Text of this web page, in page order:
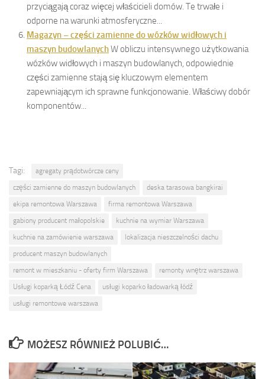
przyciągają coraz więcej właścicieli domów. Te trwałe i
odporne na warunki atmosferyczne...
Magazyn – części zamienne do wózków widłowych i
maszyn budowlanychW obliczu intensywnego użytkowania
wózków widłowych i maszyn budowlanych, odpowiednie
części zamienne stają się kluczowym elementem
zapewniającym ich sprawne funkcjonowanie. Właściwy dobór
komponentów...
Tagi:
agregaty prądotwórcze ceny
części zamienne do maszyn budowlanych
deska tarasowa bangkirai
ekipa remontowa Warszawa
firma remontowa Warszawa
gabiony producent małopolskie
kuchnie na wymiar Warszawa
kuchnie na zamówienie warszawa
lokalizacja nieszczelności dachu
producent maszyn budowlanych
remont w mieszkaniu - oferty firm Warszawa
remonty wnętrz warszawa
Usługi koparką Łódź Cena
usługi koparko ładowarką łódź
usługi remontowe warszawa
MOŻESZ RÓWNIEŻ POLUBIĆ…